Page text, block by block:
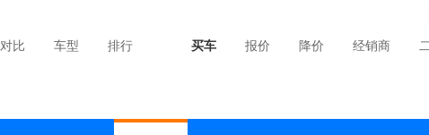
对比 车型 排行 买车 报价 降价 经销商